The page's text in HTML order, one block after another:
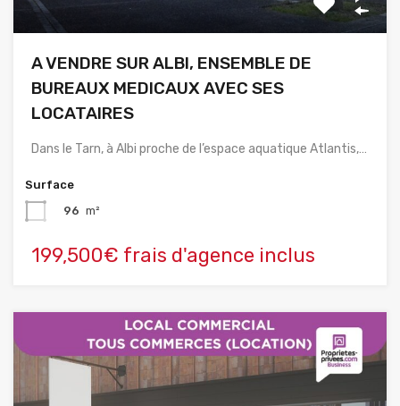
A VENDRE SUR ALBI, ENSEMBLE DE
BUREAUX MEDICAUX AVEC SES
LOCATAIRES
Dans le Tarn, à Albi proche de l’espace aquatique Atlantis,…
Surface
96 m²
199,500€ frais d'agence inclus